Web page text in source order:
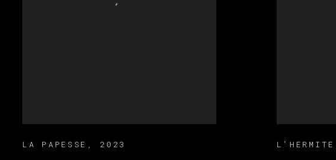
LA PAPESSE , 2023 L'HERMITE